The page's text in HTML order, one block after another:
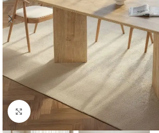
Κάντε κλικ για μεγέθυνση